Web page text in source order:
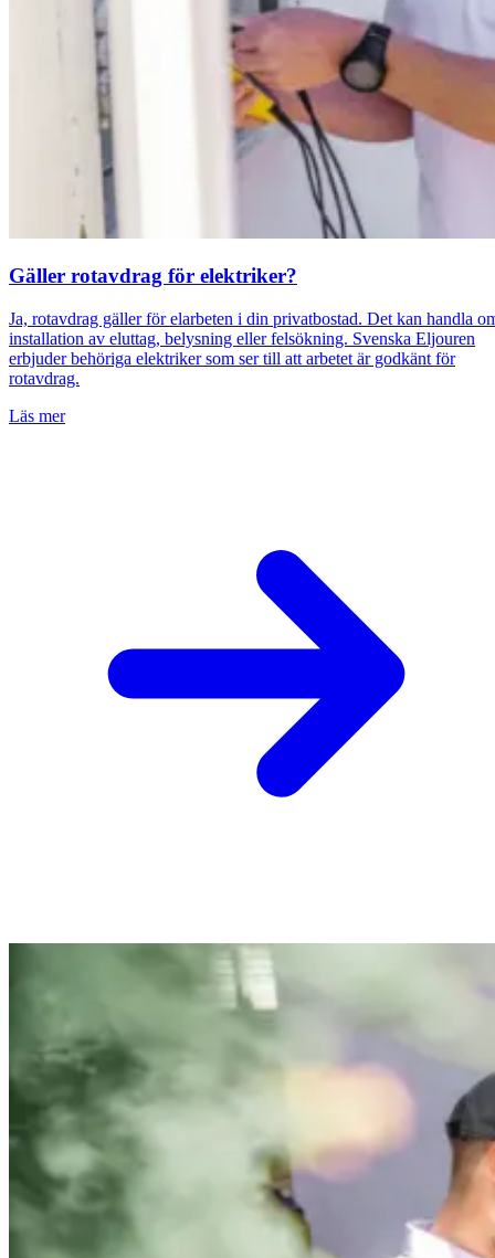
Gäller rotavdrag för elektriker?
Ja, rotavdrag gäller för elarbeten i din privatbostad. Det kan handla
installation av eluttag, belysning eller felsökning. Svenska Eljouren
erbjuder behöriga elektriker som ser till att arbetet är godkänt för
rotavdrag.
Läs mer